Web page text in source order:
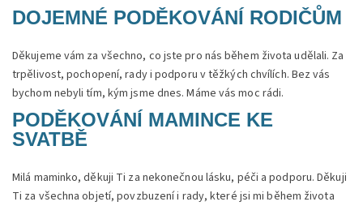
DOJEMNÉ PODĚKOVÁNÍ RODIČŮM
Děkujeme vám za všechno, co jste pro nás během života udělali. Za
trpělivost, pochopení, rady i podporu v těžkých chvílích. Bez vás
bychom nebyli tím, kým jsme dnes. Máme vás moc rádi.
PODĚKOVÁNÍ MAMINCE KE
SVATBĚ
Milá maminko, děkuji Ti za nekonečnou lásku, péči a podporu. Děkuji
Ti za všechna objetí, povzbuzení i rady, které jsi mi během života